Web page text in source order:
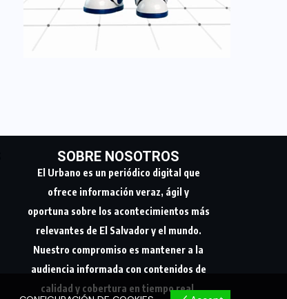
SOBRE NOSOTROS
El Urbano es un periódico digital que
ofrece información veraz, ágil y
oportuna sobre los acontecimientos más
relevantes de El Salvador y el mundo.
Nuestro compromiso es mantener a la
audiencia informada con contenidos de
calidad y cobertura en tiempo real.